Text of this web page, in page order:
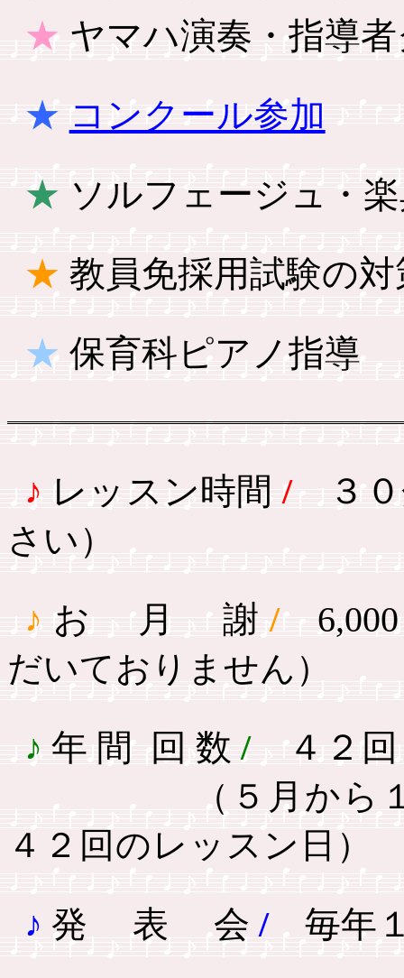
★ ヤマハ演奏・指導
★ コンクール参加
★ ソルフェージュ・
★ 教員免採用試験の対
★ 保育科ピアノ指導
♪ レッスン時間/ ３
さい）
♪ お 月 謝/ 6,000
だいておりません）
♪ 年 間 回 数/４２回
（５月か
４２回のレッスン日）
♪ 発 表 会/ 毎年